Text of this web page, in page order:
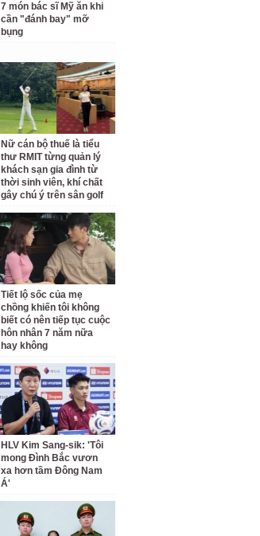
7 món bác sĩ Mỹ ăn khi
cần "đánh bay" mỡ
bụng
Nữ cán bộ thuế là tiểu
thư RMIT từng quản lý
khách sạn gia đình từ
thời sinh viên, khí chất
gây chú ý trên sân golf
Tiết lộ sốc của mẹ
chồng khiến tôi không
biết có nên tiếp tục cuộc
hôn nhân 7 năm nữa
hay không
HLV Kim Sang-sik: 'Tôi
mong Đình Bắc vươn
xa hơn tầm Đông Nam
Á'